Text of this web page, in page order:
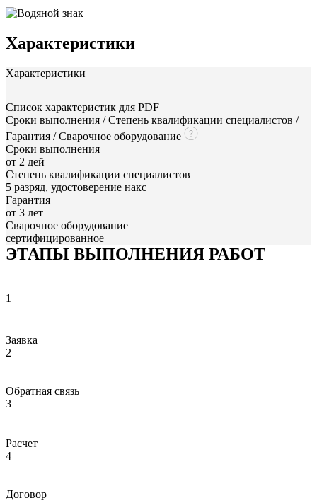
Характеристики
Характеристики
Список характеристик для PDF
Сроки выполнения / Степень квалификации специалистов /
Гарантия / Сварочное оборудование
Сроки выполнения
от 2 дей
Степень квалификации специалистов
5 разряд, удостоверение накс
Гарантия
от 3 лет
Сварочное оборудование
сертифицированное
ЭТАПЫ ВЫПОЛНЕНИЯ РАБОТ
1
Заявка
2
Обратная связь
3
Расчет
4
Договор